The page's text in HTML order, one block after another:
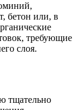
бетон или, в
требующие
слоя.
тщательно